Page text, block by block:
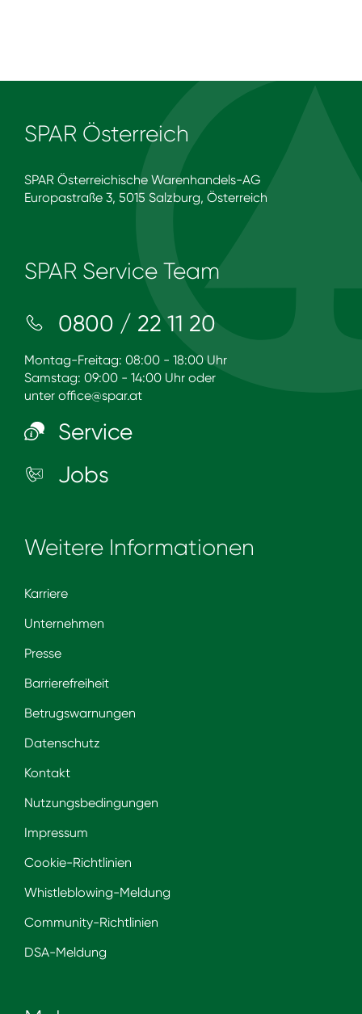
SPAR Österreich
SPAR Österreichische Warenhandels-AG
Europastraße 3, 5015 Salzburg, Österreich
SPAR Service Team
0800 / 22 11 20
Montag-Freitag: 08:00 - 18:00 Uhr
Samstag: 09:00 - 14:00 Uhr oder
unter office@spar.at
Service
Jobs
Weitere Informationen
Karriere
Unternehmen
Presse
Barrierefreiheit
Betrugswarnungen
Datenschutz
Kontakt
Nutzungsbedingungen
Impressum
Cookie-Richtlinien
Whistleblowing-Meldung
Community-Richtlinien
DSA-Meldung